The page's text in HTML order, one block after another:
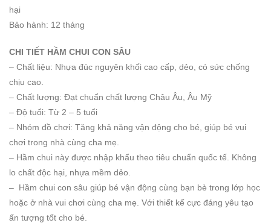
hại
Bảo hành: 12 tháng
CHI TIẾT HẦM CHUI CON SÂU
– Chất liệu: Nhựa đúc nguyên khối cao cấp, dẻo, có sức chống
chịu cao.
– Chất lượng: Đạt chuẩn chất lượng Châu Âu, Âu Mỹ
– Độ tuổi: Từ 2 – 5 tuổi
– Nhóm đồ chơi: Tăng khả năng vận động cho bé, giúp bé vui
chơi trong nhà cùng cha mẹ.
– Hầm chui này được nhập khẩu theo tiêu chuẩn quốc tế. Không
lo chất độc hại, nhựa mềm dẻo.
– Hầm chui con sâu giúp bé vận động cùng bạn bè trong lớp học
hoặc ở nhà vui chơi cùng cha mẹ. Với thiết kế cực đáng yêu tạo
ấn tượng tốt cho bé.